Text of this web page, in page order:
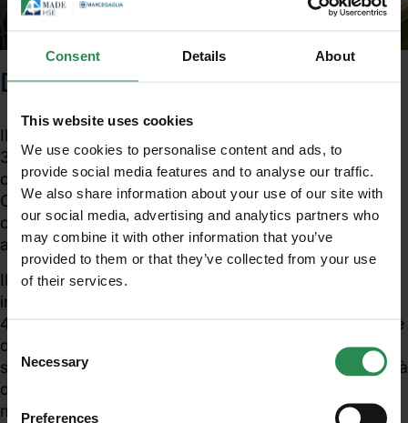
Consent Details About
This website uses cookies
We use cookies to personalise content and ads, to
provide social media features and to analyse our traffic.
We also share information about your use of our site with
our social media, advertising and analytics partners who
may combine it with other information that you’ve
provided to them or that they’ve collected from your use
of their services.
Consent
Selection
Necessary
Preferences
DURC
Il Ministero del Lavoro, nella la nota prot.
37/0000619/MA007.A001 del 16 gennaio 2012, ha
chiarito che il DURC (Documento Unico di Regolarità
Contributiva), relativo al regolare versamento della
contribuzione obbligatoria, non è un documento
autocertificabile.
Il chiarimento è conseguente all'errata
interpretazione, da parte di talune fonti, dell'articolo
44 bis del D.P.R. 445 del 2000, introdotto dalla Legge
di stabilità n. 183 del 2011. Il Ministero precisa che il
suddetto articolo stabilisce semplicemente le modalità
di acquisizione e gestione del DURC, senza
modificare il principio per il quale le valutazioni
Unisciti al mondo MadeHSE
obblighi, modifiche, prescrizioni in ambito tecnico